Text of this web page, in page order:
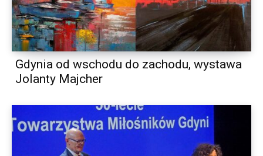
Gdynia od wschodu do zachodu, wystawa
Jolanty Majcher